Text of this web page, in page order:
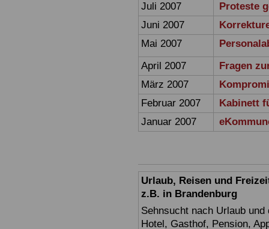
Juli 2007
Proteste
Juni 2007
Mai 2007
April 2007
Fragen
März 2007
Februar 2007
Kabinett
Januar 2007
Urlaub, Reisen und
z.B. in Brandenburg
Sehnsucht nach Urlaub
Hotel, Gasthof, Pension,